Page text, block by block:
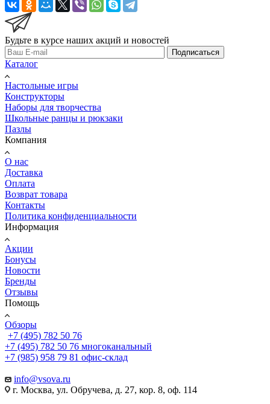
Будьте в курсе наших акций и новостей
Подписаться
Каталог
Настольные игры
Конструкторы
Наборы для творчества
Школьные ранцы и рюкзаки
Пазлы
Компания
О нас
Доставка
Оплата
Возврат товара
Контакты
Политика конфиденциальности
Информация
Акции
Бонусы
Новости
Бренды
Отзывы
Помощь
Обзоры
+7 (495) 782 50 76
+7 (495) 782 50 76 многоканальный
+7 (985) 958 79 81 офис-склад
info@vsova.ru
г. Москва, ул. Обручева, д. 27, кор. 8, оф. 114